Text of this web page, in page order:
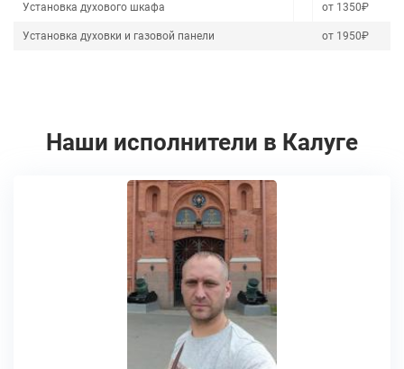
Установка духового шкафа от 1350₽
Установка духовки и газовой панели от 1950₽
Наши исполнители в Калуге